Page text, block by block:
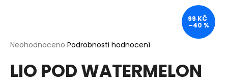
Průměrné
produktu
je
Neohodnoceno Podrobnosti hodnocení
LIO POD WATERMELON
99 KČ
–40 %
í
t
?